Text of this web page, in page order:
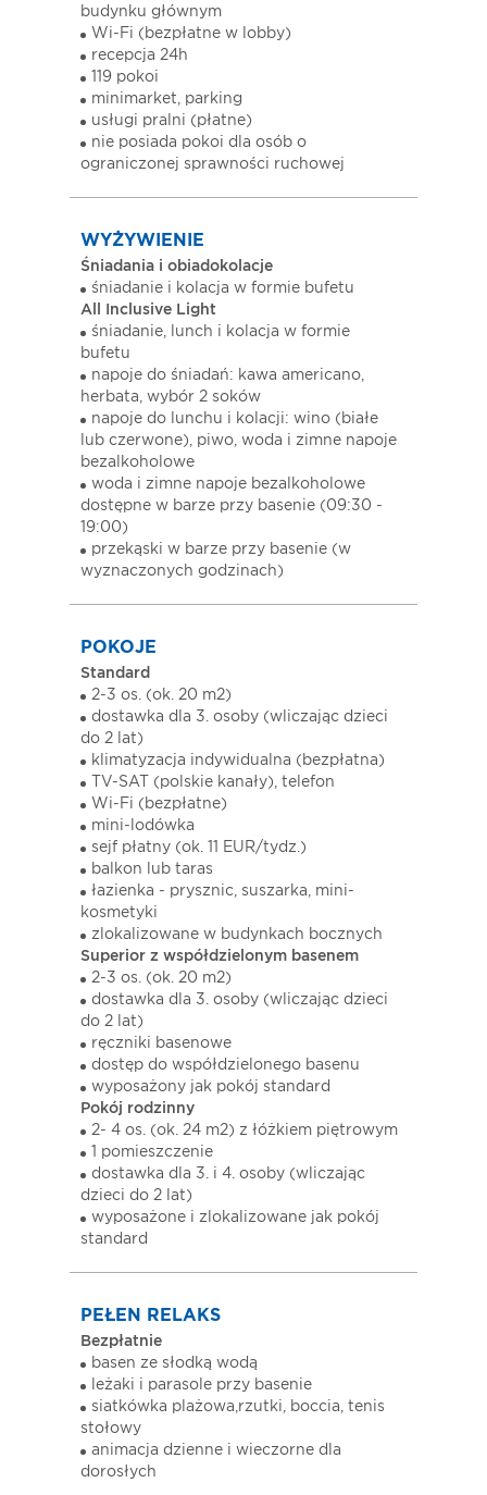
budynku głównym
Wi-Fi (bezpłatne w lobby)
recepcja 24h
119 pokoi
minimarket, parking
usługi pralni (płatne)
nie posiada pokoi dla osób o
ograniczonej sprawności ruchowej
WYŻYWIENIE
Śniadania i obiadokolacje
śniadanie i kolacja w formie bufetu
All Inclusive Light
śniadanie, lunch i kolacja w formie
bufetu
napoje do śniadań: kawa americano,
herbata, wybór 2 soków
napoje do lunchu i kolacji: wino (białe
lub czerwone), piwo, woda i zimne napoje
bezalkoholowe
woda i zimne napoje bezalkoholowe
dostępne w barze przy basenie (09:30 -
19:00)
przekąski w barze przy basenie (w
wyznaczonych godzinach)
POKOJE
Standard
2-3 os. (ok. 20 m2)
dostawka dla 3. osoby (wliczając dzieci
do 2 lat)
klimatyzacja indywidualna (bezpłatna)
TV-SAT (polskie kanały), telefon
Wi-Fi (bezpłatne)
mini-lodówka
sejf płatny (ok. 11 EUR/tydz.)
balkon lub taras
łazienka - prysznic, suszarka, mini-
kosmetyki
zlokalizowane w budynkach bocznych
Superior z współdzielonym basenem
2-3 os. (ok. 20 m2)
dostawka dla 3. osoby (wliczając dzieci
do 2 lat)
ręczniki basenowe
dostęp do współdzielonego basenu
wyposażony jak pokój standard
Pokój rodzinny
2- 4 os. (ok. 24 m2) z łóżkiem piętrowym
1 pomieszczenie
dostawka dla 3. i 4. osoby (wliczając
dzieci do 2 lat)
wyposażone i zlokalizowane jak pokój
standard
PEŁEN RELAKS
Bezpłatnie
basen ze słodką wodą
leżaki i parasole przy basenie
siatkówka plażowa,rzutki, boccia, tenis
stołowy
animacja dzienne i wieczorne dla
dorosłych